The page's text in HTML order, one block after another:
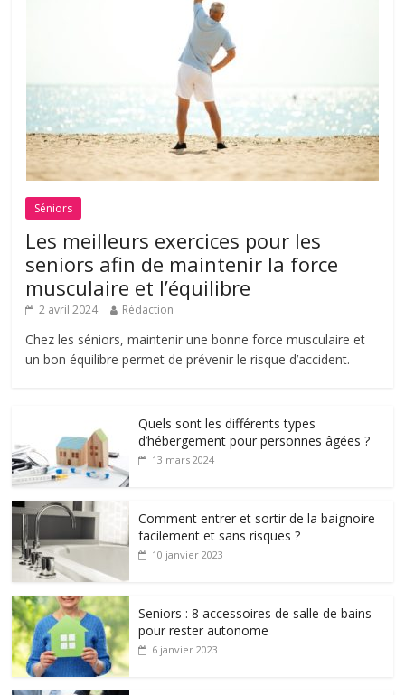
Séniors
Les meilleurs exercices pour les
seniors afin de maintenir la force
musculaire et l’équilibre
2 avril 2024 Rédaction
Chez les séniors, maintenir une bonne force musculaire et
un bon équilibre permet de prévenir le risque d’accident.
Quels sont les différents types
d’hébergement pour personnes âgées ?
13 mars 2024
Comment entrer et sortir de la baignoire
facilement et sans risques ?
10 janvier 2023
Seniors : 8 accessoires de salle de bains
pour rester autonome
6 janvier 2023